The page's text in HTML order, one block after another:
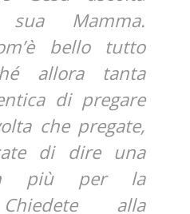
Mamma.
bello tutto
allora tanta
di pregare
che pregate,
di dire una
più per la
alla